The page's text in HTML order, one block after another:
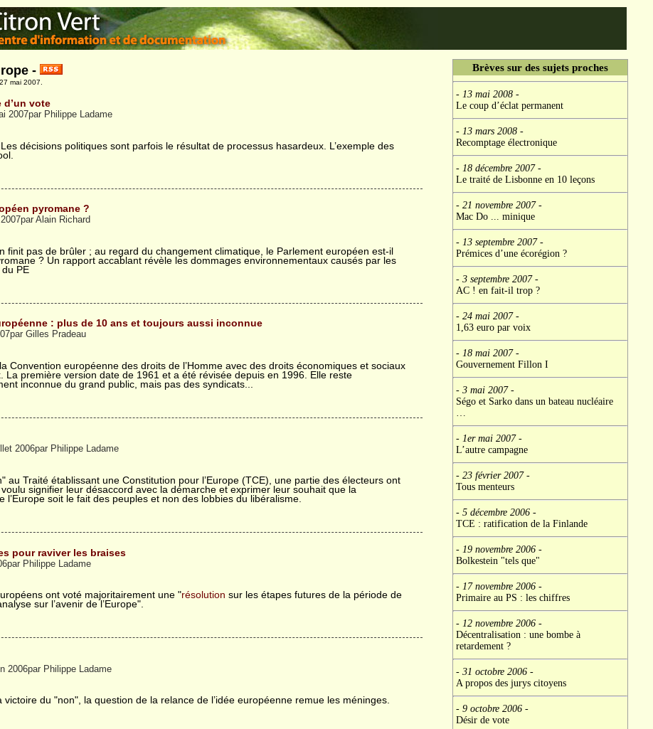
Brèves sur des sujets proches
- 13 mai 2008-
Le coup d’éclat permanent
- 13 mars 2008-
Recomptage électronique
- 18 décembre 2007-
Le traité de Lisbonne en 10 leçons
- 21 novembre 2007-
Mac Do ... minique
- 13 septembre 2007-
Prémices d’une écorégion ?
- 3 septembre 2007-
AC ! en fait-il trop ?
- 24 mai 2007-
1,63 euro par voix
- 18 mai 2007-
Gouvernement Fillon I
- 3 mai 2007-
Ségo et Sarko dans un bateau nucléaire
…
- 1er mai 2007-
L’autre campagne
- 23 février 2007-
Tous menteurs
- 5 décembre 2006-
TCE : ratification de la Finlande
- 19 novembre 2006-
Bolkestein "tels que"
- 17 novembre 2006-
Primaire au PS : les chiffres
- 12 novembre 2006-
Décentralisation : une bombe à
retardement ?
- 31 octobre 2006-
A propos des jurys citoyens
- 9 octobre 2006-
Désir de vote
-
mai 2007.
vote
2007par Philippe Ladame
décisions politiques sont parfois le résultat de processus hasardeux. L’exemple des
pyromane ?
Alain Richard
finit pas de brûler ; au regard du changement climatique, le Parlement européen est-il
? Un rapport accablant révèle les dommages environnementaux causés par les
PE
: plus de 10 ans et toujours aussi inconnue
Gilles Pradeau
Convention européenne des droits de l’Homme avec des droits économiques et sociaux
La première version date de 1961 et a été révisée depuis en 1996. Elle reste
inconnue du grand public, mais pas des syndicats...
2006par Philippe Ladame
au Traité établissant une Constitution pour l’Europe (TCE), une partie des électeurs ont
signifier leur désaccord avec la démarche et exprimer leur souhait que la
l’Europe soit le fait des peuples et non des lobbies du libéralisme.
pour raviver les braises
Philippe Ladame
ont voté majoritairement une "résolution sur les étapes futures de la période de
sur l’avenir de l’Europe".
2006par Philippe Ladame
victoire du "non", la question de la relance de l’idée européenne remue les méninges.